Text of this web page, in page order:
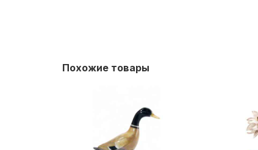
Похожие товары